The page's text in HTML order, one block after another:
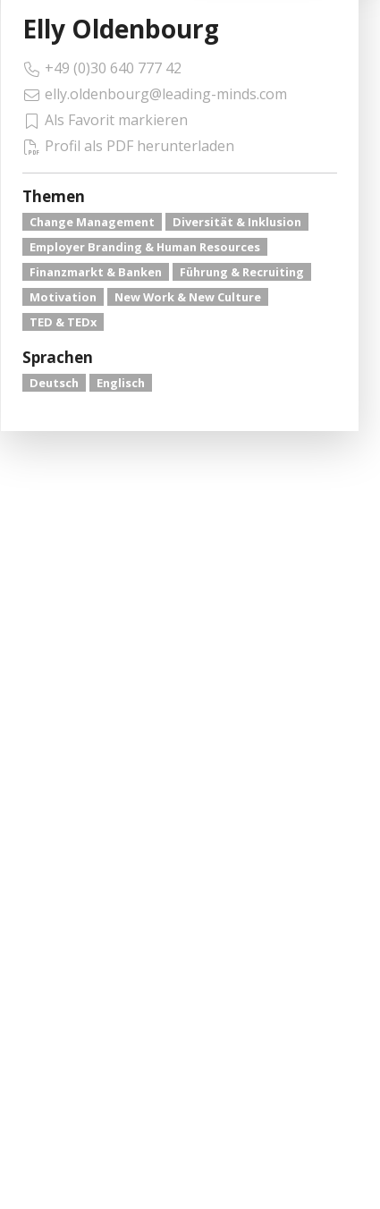
Elly Oldenbourg
+49 (0)30 640 777 42
elly.oldenbourg@leading-minds.com
Als Favorit markieren
Profil als PDF herunterladen
Themen
Change Management
Diversität & Inklusion
Employer Branding & Human Resources
Finanzmarkt & Banken
Führung & Recruiting
Motivation
New Work & New Culture
TED & TEDx
Sprachen
Deutsch Englisch